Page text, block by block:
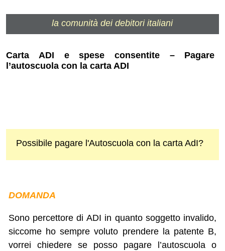
la comunità dei debitori italiani
Carta ADI e spese consentite – Pagare
l’autoscuola con la carta ADI
Possibile pagare l'Autoscuola con la carta AdI?
DOMANDA
Sono percettore di ADI in quanto soggetto invalido,
siccome ho sempre voluto prendere la patente B,
vorrei chiedere se posso pagare l’autoscuola o